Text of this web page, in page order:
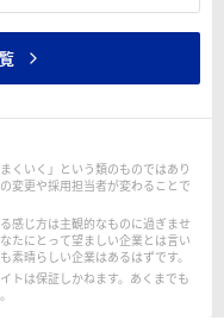
くいく」という類のものではあり
変更や採用担当者が変わることで
感じ方は主観的なものに過ぎませ
たにとって望ましい企業とは言い
晴らしい企業はあるはずです。
トは保証しかねます。あくまでも